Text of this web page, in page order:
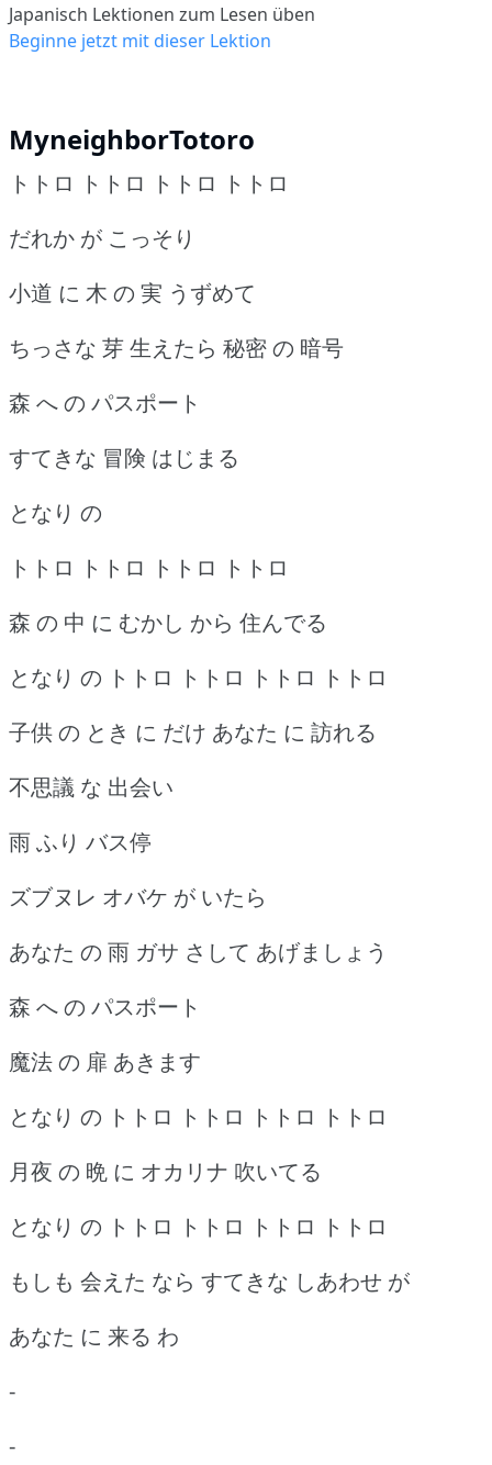
Japanisch Lektionen zum Lesen üben
Beginne jetzt mit dieser Lektion
MyneighborTotoro
トトロ トトロ トトロ トトロ
だれか が こっそり
小道 に 木 の 実 うずめて
ちっさな 芽 生えたら 秘密 の 暗号
森 へ の パスポート
すてきな 冒険 はじまる
となり の
トトロ トトロ トトロ トトロ
森 の 中 に むかし から 住んでる
となり の トトロ トトロ トトロ トトロ
子供 の とき に だけ あなた に 訪れる
不思議 な 出会い
雨 ふり バス停
ズブヌレ オバケ が いたら
あなた の 雨 ガサ さして あげましょう
森 へ の パスポート
魔法 の 扉 あきます
となり の トトロ トトロ トトロ トトロ
月夜 の 晩 に オカリナ 吹いてる
となり の トトロ トトロ トトロ トトロ
もしも 会えた なら すてきな しあわせ が
あなた に 来る わ
-
-